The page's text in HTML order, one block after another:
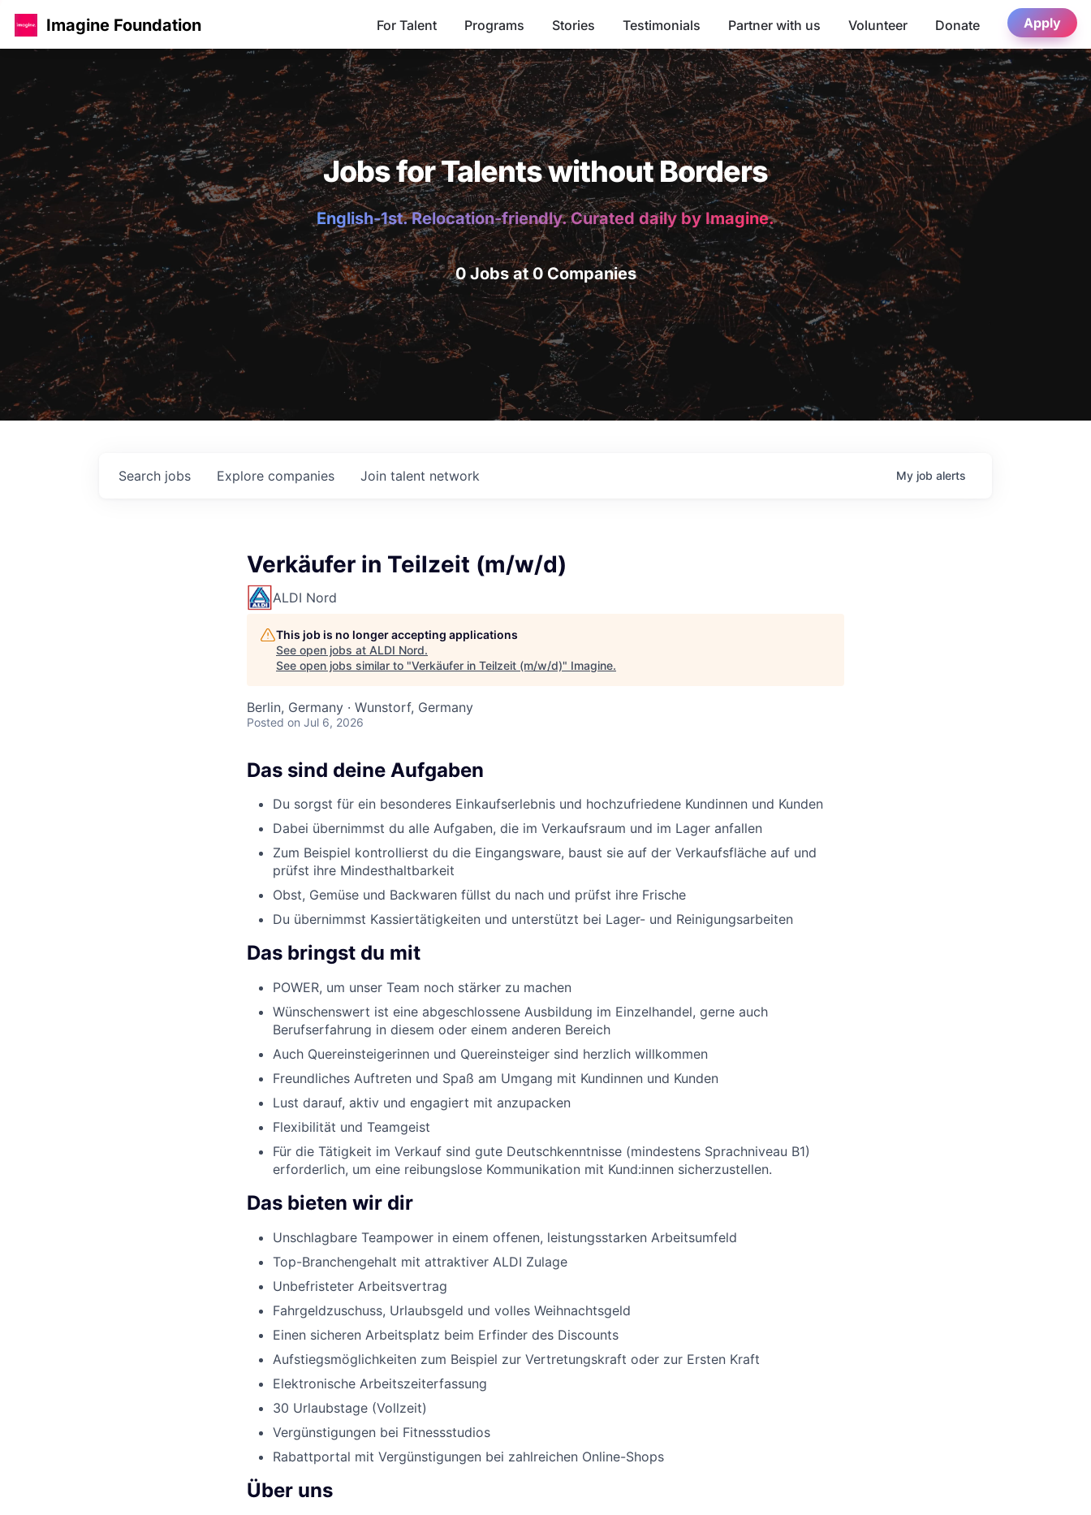
Imagine Foundation For Talent Programs Stories Testimonials Partner with us Volunteer Donate Apply
Jobs for Talents without Borders
English-1st. Relocation-friendly. Curated daily by Imagine.
0 Jobs at 0 Companies
Search jobs Explore companies Join talent network My job alerts
Verkäufer in Teilzeit (m/w/d)
ALDI Nord
This job is no longer accepting applications
See open jobs at ALDI Nord.
See open jobs similar to "Verkäufer in Teilzeit (m/w/d)" Imagine.
Berlin, Germany · Wunstorf, Germany
Posted on Jul 6, 2026
Das sind deine Aufgaben
Du sorgst für ein besonderes Einkaufserlebnis und hochzufriedene Kundinnen und Kunden
Dabei übernimmst du alle Aufgaben, die im Verkaufsraum und im Lager anfallen
Zum Beispiel kontrollierst du die Eingangsware, baust sie auf der Verkaufsfläche auf und
prüfst ihre Mindesthaltbarkeit
Obst, Gemüse und Backwaren füllst du nach und prüfst ihre Frische
Du übernimmst Kassiertätigkeiten und unterstützt bei Lager- und Reinigungsarbeiten
Das bringst du mit
POWER, um unser Team noch stärker zu machen
Wünschenswert ist eine abgeschlossene Ausbildung im Einzelhandel, gerne auch
Berufserfahrung in diesem oder einem anderen Bereich
Auch Quereinsteigerinnen und Quereinsteiger sind herzlich willkommen
Freundliches Auftreten und Spaß am Umgang mit Kundinnen und Kunden
Lust darauf, aktiv und engagiert mit anzupacken
Flexibilität und Teamgeist
Für die Tätigkeit im Verkauf sind gute Deutschkenntnisse (mindestens Sprachniveau B1)
erforderlich, um eine reibungslose Kommunikation mit Kund:innen sicherzustellen.
Das bieten wir dir
Unschlagbare Teampower in einem offenen, leistungsstarken Arbeitsumfeld
Top-Branchengehalt mit attraktiver ALDI Zulage
Unbefristeter Arbeitsvertrag
Fahrgeldzuschuss, Urlaubsgeld und volles Weihnachtsgeld
Einen sicheren Arbeitsplatz beim Erfinder des Discounts
Aufstiegsmöglichkeiten zum Beispiel zur Vertretungskraft oder zur Ersten Kraft
Elektronische Arbeitszeiterfassung
30 Urlaubstage (Vollzeit)
Vergünstigungen bei Fitnessstudios
Rabattportal mit Vergünstigungen bei zahlreichen Online-Shops
Über uns